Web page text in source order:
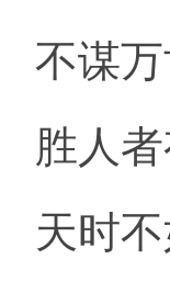
不谋
胜人
天时